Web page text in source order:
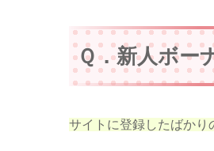
Ｑ．新人ボー
サイトに登録したばかり